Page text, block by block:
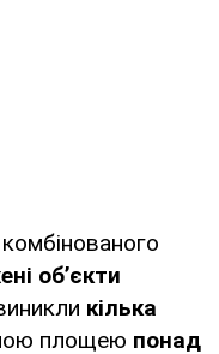
об’єкти
кілька
площею понад